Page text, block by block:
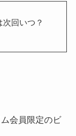
回いつ？
会員限定のビ